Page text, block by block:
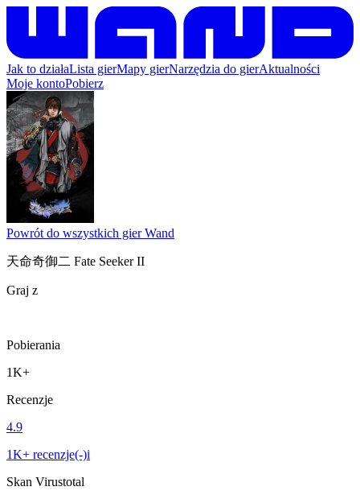
Jak to działaLista gierMapy gierNarzędzia do gierAktualności
Moje kontoPobierz
Powrót do wszystkich gier Wand
天命奇御二 Fate Seeker II
Graj z
Pobierania
1K+
Recenzje
4.9
1K+ recenzje(-)i
Skan Virustotal